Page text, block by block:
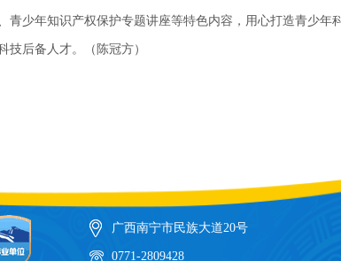
少年知识产权保护专题讲座等特色内容，用心打造青少年
后备人才。（陈冠方）
广西南宁市民族大道20号
0771-2809428